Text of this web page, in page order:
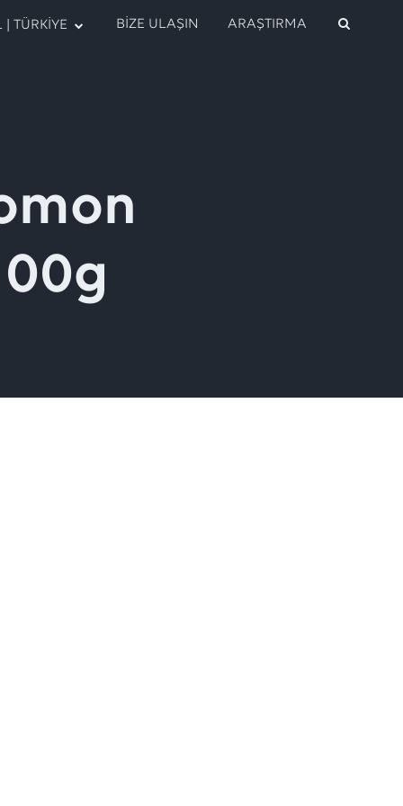
TÜRKIYE BIZE ULAŞIN ARAŞTIRMA